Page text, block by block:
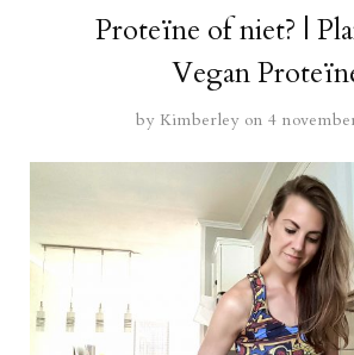
Proteïne of niet? |
Vegan
by Kimberley on 4